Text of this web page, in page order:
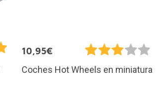
10,95€
Coches Hot Wheels en miniatura